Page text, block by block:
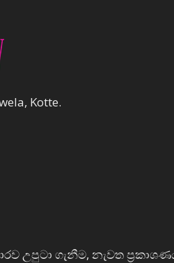
Kotte.
උපුටා ගැනීම, නැවත